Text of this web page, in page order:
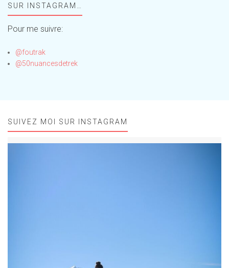
!SUR INSTAGRAM…
Pour me suivre:
@foutrak
@50nuancesdetrek
SUIVEZ MOI SUR INSTAGRAM